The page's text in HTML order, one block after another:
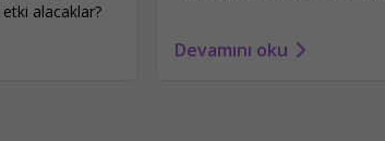
etki alacaklar?
Devamını oku